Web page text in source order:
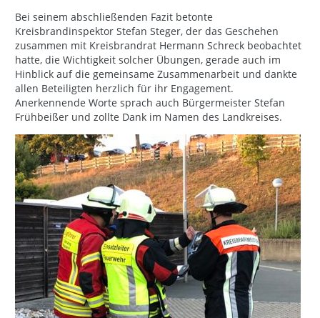
Bei seinem abschließenden Fazit betonte
Kreisbrandinspektor Stefan Steger, der das Geschehen
zusammen mit Kreisbrandrat Hermann Schreck beobachtet
hatte, die Wichtigkeit solcher Übungen, gerade auch im
Hinblick auf die gemeinsame Zusammenarbeit und dankte
allen Beteiligten herzlich für ihr Engagement.
Anerkennende Worte sprach auch Bürgermeister Stefan
Frühbeißer und zollte Dank im Namen des Landkreises.